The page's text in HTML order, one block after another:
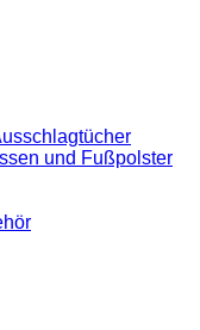
und Fußpolster